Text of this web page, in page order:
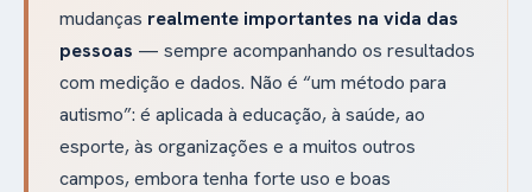
mudanças realmente importantes na vida das
pessoas — sempre acompanhando os resultados
com medição e dados. Não é “um método para
autismo”: é aplicada à educação, à saúde, ao
esporte, às organizações e a muitos outros
campos, embora tenha forte uso e boas